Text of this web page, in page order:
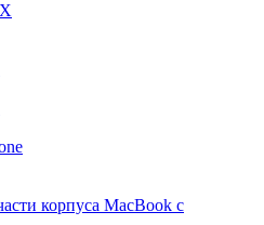
корпуса MacBook с